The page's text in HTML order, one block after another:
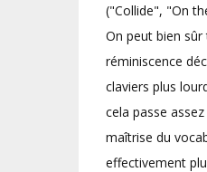
("Collide", "On
On peut bien
réminiscence
claviers plus
cela passe
maîtrise du
effectivement